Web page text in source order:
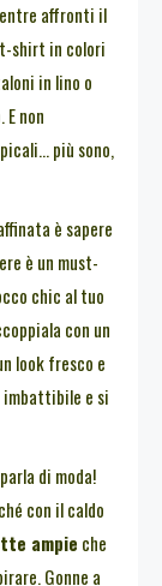
affronti il
shirt in colori
in lino o
non
più sono,
è sapere
è un must-
chic al tuo
con un
look fresco e
imbattibile e si
di moda!
con il caldo
ampie che
Gonne a